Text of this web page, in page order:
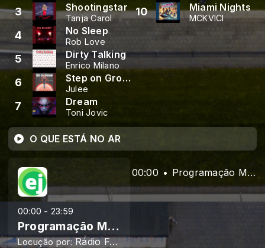
3 Shootingstar
Tanja Carol
4 No Sleep
Rob Love
5 Dirty Talking
Enrico Milano
6 Step on Ground
Julee
7 Dream
Toni Jovic
10 Miami Nights
MCKVICI
O QUE ESTÁ NO AR
00:00 - 23:59
Programação Musical
Locução por: Rádio Fé e Luz
00:00 Programação Musical